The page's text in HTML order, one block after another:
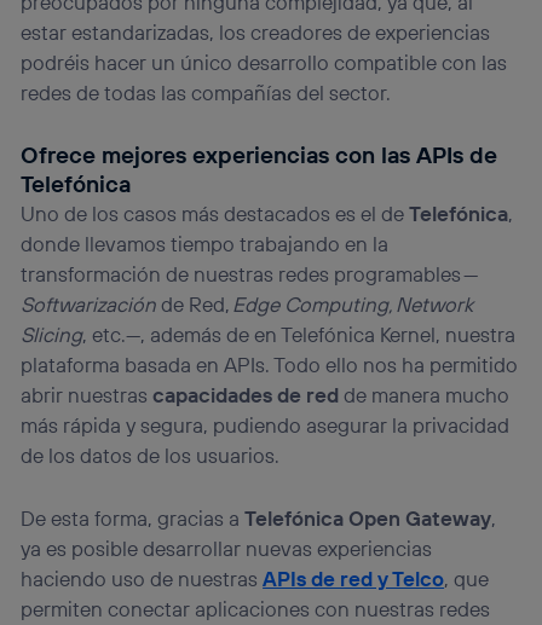
estar estandarizadas, los creadores de experiencias
podréis hacer un único desarrollo compatible con las
redes de todas las compañías del sector.
Ofrece mejores experiencias con las APIs de
Telefónica
Uno de los casos más destacados es el deTelefónica,
donde llevamos tiempo trabajando en la
transformación de nuestras redes programables —
Softwarizaciónde Red, Edge Computing, Network
Slicing, etc.—, además de en Telefónica Kernel, nuestra
plataforma basada en APIs. Todo ello nos ha permitido
abrir nuestrascapacidades de redde manera mucho
más rápida y segura, pudiendo asegurar la privacidad
de los datos de los usuarios.
De esta forma, gracias aTelefónica Open Gateway,
ya es posible desarrollar nuevas experiencias
haciendo uso de nuestrasAPIs de red y Telco, que
permiten conectar aplicaciones con nuestras redes